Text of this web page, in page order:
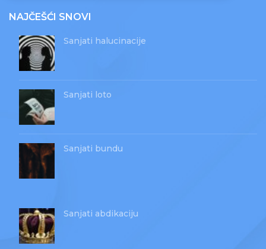
NAJČEŠĆI SNOVI
Sanjati halucinacije
Sanjati loto
Sanjati bundu
Sanjati abdikaciju